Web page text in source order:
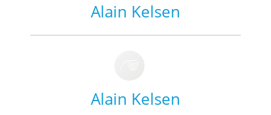
Alain Kelsen
Alain Kelsen